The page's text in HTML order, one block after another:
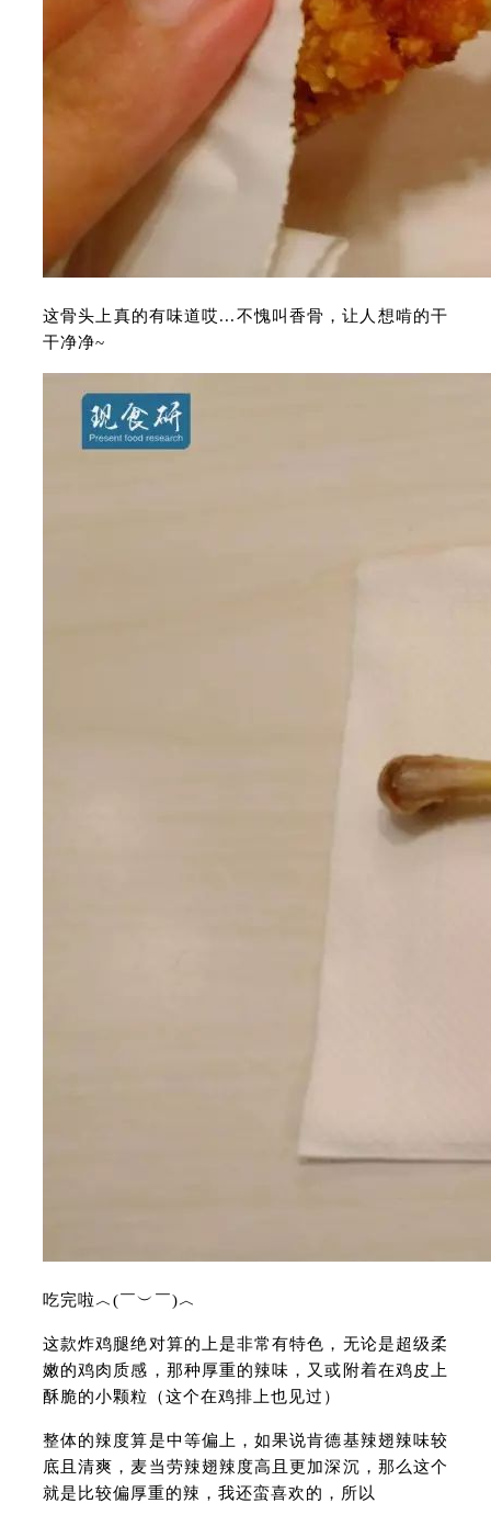
这骨头上真的有味道哎...不愧叫香骨，让人想啃的干
干净净~
吃完啦︿(￣︶￣)︿
这款炸鸡腿绝对算的上是非常有特色，无论是超级柔
嫩的鸡肉质感，那种厚重的辣味，又或附着在鸡皮上
酥脆的小颗粒（这个在鸡排上也见过）
整体的辣度算是中等偏上，如果说肯德基辣翅辣味较
底且清爽，麦当劳辣翅辣度高且更加深沉，那么这个
就是比较偏厚重的辣，我还蛮喜欢的，所以